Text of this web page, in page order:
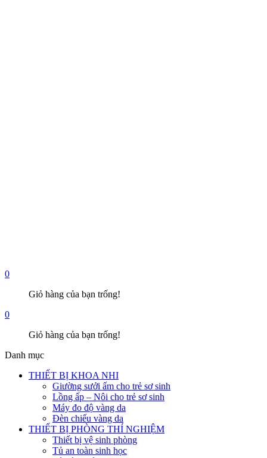
0
Giỏ hàng của bạn trống!
0
Giỏ hàng của bạn trống!
Danh mục
THIẾT BỊ KHOA NHI
Giường sưởi ấm cho trẻ sơ sinh
Lồng ấp – Nôi cho trẻ sơ sinh
Máy đo độ vàng da
Đèn chiếu vàng da
THIẾT BỊ PHÒNG THÍ NGHIỆM
Thiết bị vệ sinh phòng
Tủ an toàn sinh học